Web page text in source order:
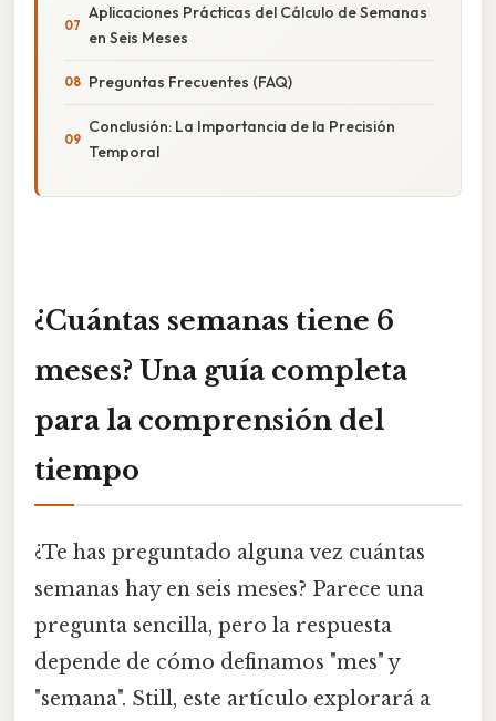
Aplicaciones Prácticas del Cálculo de Semanas
en Seis Meses
Preguntas Frecuentes (FAQ)
Conclusión: La Importancia de la Precisión
Temporal
¿Cuántas semanas tiene 6
meses? Una guía completa
para la comprensión del
tiempo
¿Te has preguntado alguna vez cuántas
semanas hay en seis meses? Parece una
pregunta sencilla, pero la respuesta
depende de cómo definamos "mes" y
"semana". Still, este artículo explorará a